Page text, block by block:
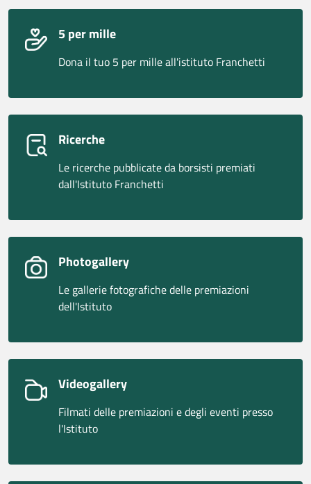
5 per mille
Dona il tuo 5 per mille all'istituto Franchetti
Ricerche
Le ricerche pubblicate da borsisti premiati
dall'Istituto Franchetti
Photogallery
Le gallerie fotografiche delle premiazioni
dell'Istituto
Videogallery
Filmati delle premiazioni e degli eventi presso
l'Istituto